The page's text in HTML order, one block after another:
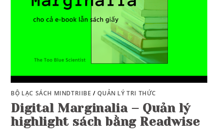
BỘ LẠC SÁCH MINDTRIIBE /QUẢN LÝ TRI THỨC
Digital Marginalia – Quản lý
highlight sách bằng Readwise